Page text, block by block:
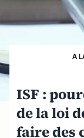
A
ISF :
de la loi
faire des